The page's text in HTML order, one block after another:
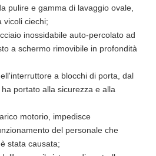
pulire e gamma di lavaggio ovale,
vicoli ciechi;
inossidabile auto-percolato ad
a schermo rimovibile in profondità
a blocchi di porta, dal
portato alla sicurezza e alla
motorio, impedisce
del personale che
stata causata;